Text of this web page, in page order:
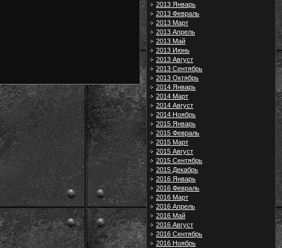
2013 Январь
2013 Февраль
2013 Март
2013 Апрель
2013 Май
2013 Июнь
2013 Август
2013 Сентябрь
2013 Октябрь
2014 Январь
2014 Март
2014 Август
2014 Ноябрь
2015 Январь
2015 Февраль
2015 Март
2015 Август
2015 Сентябрь
2015 Декабрь
2016 Январь
2016 Февраль
2016 Март
2016 Апрель
2016 Май
2016 Август
2016 Сентябрь
2016 Ноябрь